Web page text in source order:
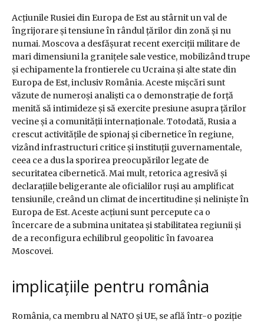
Acțiunile Rusiei din Europa de Est au stârnit un val de
îngrijorare și tensiune în rândul țărilor din zonă și nu
numai. Moscova a desfășurat recent exerciții militare de
mari dimensiuni la granițele sale vestice, mobilizând trupe
și echipamente la frontierele cu Ucraina și alte state din
Europa de Est, inclusiv România. Aceste mișcări sunt
văzute de numeroși analiști ca o demonstrație de forță
menită să intimideze și să exercite presiune asupra țărilor
vecine și a comunității internaționale. Totodată, Rusia a
crescut activitățile de spionaj și cibernetice în regiune,
vizând infrastructuri critice și instituții guvernamentale,
ceea ce a dus la sporirea preocupărilor legate de
securitatea cibernetică. Mai mult, retorica agresivă și
declarațiile beligerante ale oficialilor ruși au amplificat
tensiunile, creând un climat de incertitudine și neliniște în
Europa de Est. Aceste acțiuni sunt percepute ca o
încercare de a submina unitatea și stabilitatea regiunii și
de a reconfigura echilibrul geopolitic în favoarea
Moscovei.
implicațiile pentru românia
România, ca membru al NATO și UE, se află într-o poziție